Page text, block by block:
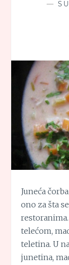
—
Juneća
ono za šta
telećom,
teletina. U
junetina,